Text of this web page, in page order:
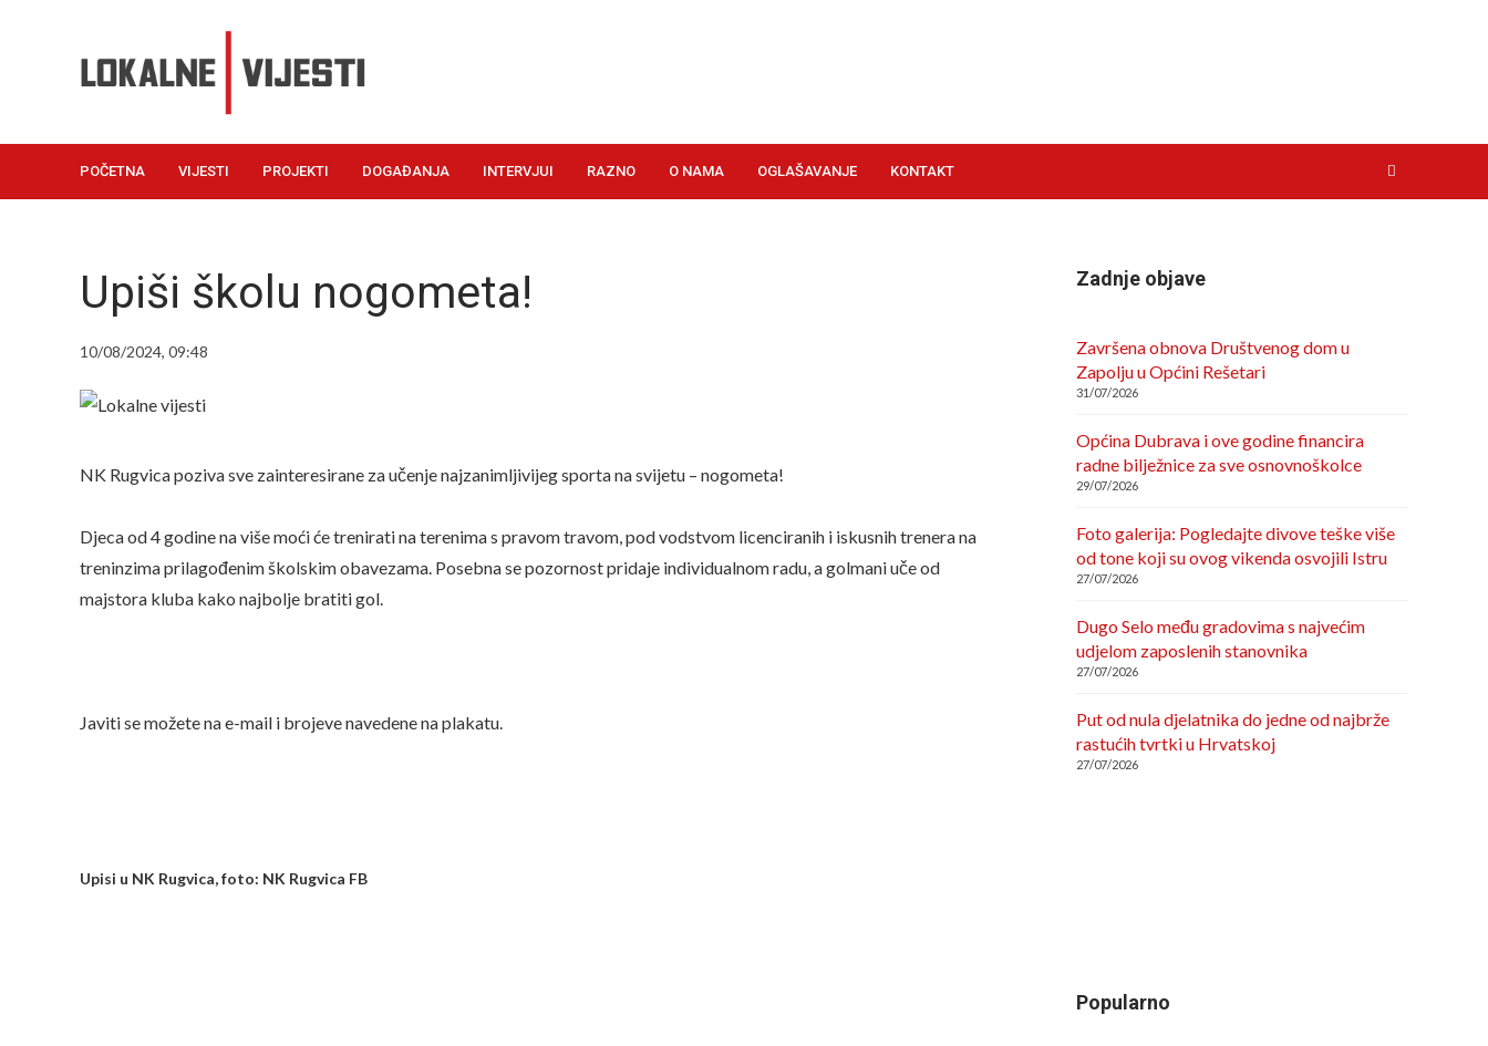
POČETNA VIJESTI PROJEKTI DOGAĐANJA INTERVJUI RAZNO O NAMA OGLAŠAVANJE KONTAKT
Upiši školu nogometa!
10/08/2024, 09:48
NK Rugvica poziva sve zainteresirane za učenje najzanimljivijeg sporta na svijetu – nogometa!
Djeca od 4 godine na više moći će trenirati na terenima s pravom travom, pod vodstvom licenciranih i iskusnih trenera na
treninzima prilagođenim školskim obavezama. Posebna se pozornost pridaje individualnom radu, a golmani uče od
majstora kluba kako najbolje bratiti gol.
Javiti se možete na e-mail i brojeve navedene na plakatu.
Upisi u NK Rugvica, foto: NK Rugvica FB
Zadnje objave
Završena obnova Društvenog dom u
Zapolju u Općini Rešetari
31/07/2026
Općina Dubrava i ove godine financira
radne bilježnice za sve osnovnoškolce
29/07/2026
Foto galerija: Pogledajte divove teške više
od tone koji su ovog vikenda osvojili Istru
27/07/2026
Dugo Selo među gradovima s najvećim
udjelom zaposlenih stanovnika
27/07/2026
Put od nula djelatnika do jedne od najbrže
rastućih tvrtki u Hrvatskoj
27/07/2026
Popularno